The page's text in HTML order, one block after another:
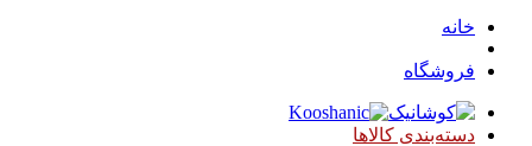
خانه
فروشگاه
دسته‌بندی کالاها